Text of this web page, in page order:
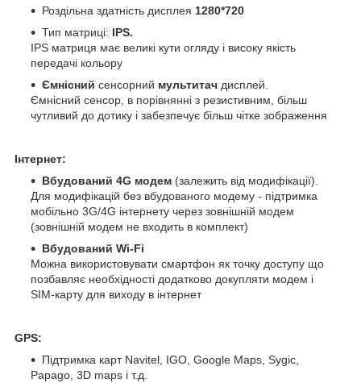
Роздільна здатність дисплея 1280*720
Тип матриці: IPS.
IPS матриця має великі кути огляду і високу якість
передачі кольору
Ємнісний сенсорний мультитач дисплей.
Ємнісний сенсор, в порівнянні з резистивним, більш
чутливий до дотику і забезпечує більш чітке зображення
Інтернет:
Вбудований 4G модем (залежить від модифікації).
Для модифікацій без вбудованого модему - підтримка
мобільно 3G/4G інтернету через зовнішній модем
(зовнішній модем не входить в комплект)
Вбудований Wi-Fi
Можна використовувати смартфон як точку доступу що
позбавляє необхідності додатково докупляти модем і
SIM-карту для виходу в інтернет
GPS:
Підтримка карт Navitel, IGO, Google Maps, Sygic,
Papago, 3D maps і т.д.